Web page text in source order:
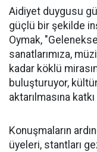
Aidiyet duygusu
güçlü bir şekilde
Oymak,
sanatlarımıza,
kadar köklü
buluşturuyor,
aktarılmasına
Konuşmaların
üyeleri, stantları